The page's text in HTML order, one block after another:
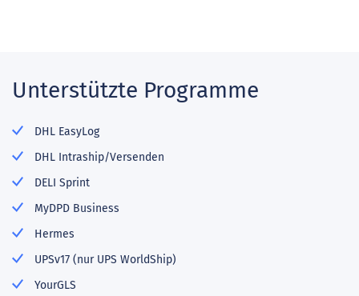
Unterstützte Programme
DHL EasyLog
DHL Intraship/Versenden
DELI Sprint
MyDPD Business
Hermes
UPSv17 (nur UPS WorldShip)
YourGLS